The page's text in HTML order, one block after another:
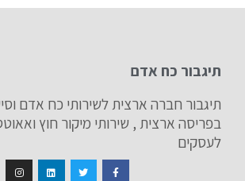
תיגבור כח אדם
תיגבור חברה ארצית לשירותי כח אדם
בפריסה ארצית , שירותי מיקור חוץ
לעסקים